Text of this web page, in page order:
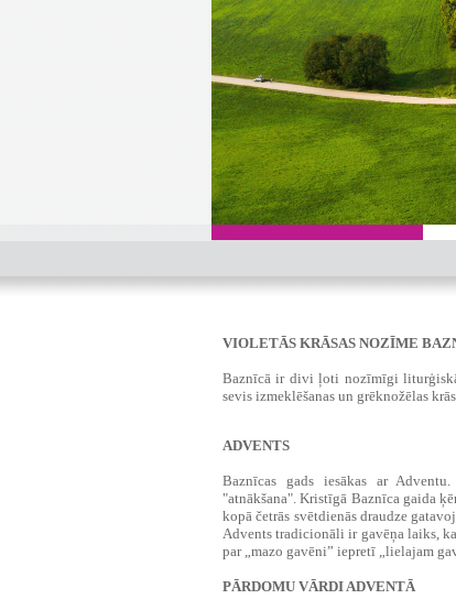
VIOLETĀS KRĀSAS NOZĪME
Baznīcā ir divi ļoti nozīmīgi
sevis izmeklēšanas un grēknožēlas
ADVENTS
‍‍Baznīcas gads iesākas ar
"atnākšana". Kristīgā Baznīca gaida
kopā četrās svētdienās draudze
Advents tradicionāli ir gavēņa laiks,
par „mazo gavēni” iepretī „lielajam
PĀRDOMU VĀRDI ADVENTĀ